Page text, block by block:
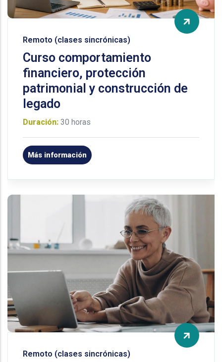
Remoto (clases sincrónicas)
Curso comportamiento
financiero, protección
patrimonial y construcción de
legado
Duración: 30 horas
Más información
Remoto (clases sincrónicas)